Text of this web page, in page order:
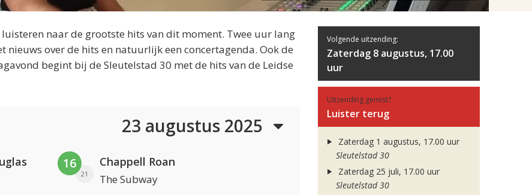
naar de grootste hits van dit moment. Twee uur lang
over de hits en natuurlijk een concertagenda. Ook de
begint bij de Sleutelstad 30 met de hits van de Leidse
23 augustus 2025
16
21
Chappell Roan
The Subway
Volgende uitzending:
Zaterdag 8 augustus, 17.00
uur
Uitzending gemist?
Luister terug
Zaterdag 1 augustus, 17.00 uur
Sleutelstad 30
Zaterdag 25 juli, 17.00 uur
Sleutelstad 30